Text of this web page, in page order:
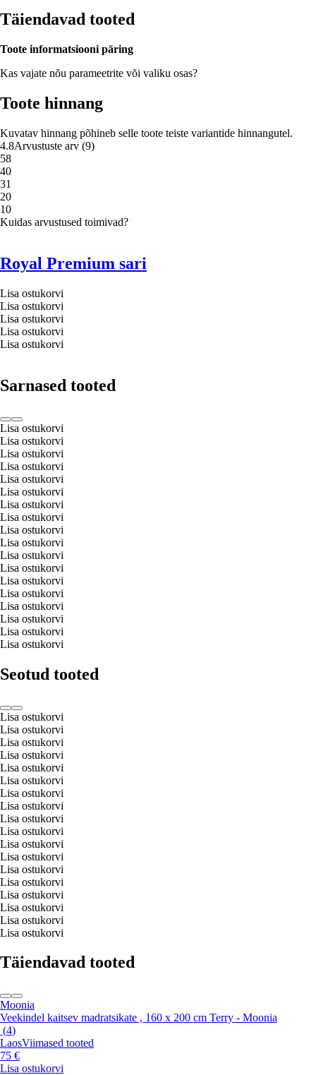
Täiendavad tooted
Toote informatsiooni päring
Kas vajate nõu parameetrite või valiku osas?
Toote hinnang
Kuvatav hinnang põhineb selle toote teiste variantide hinnangutel.
4.8Arvustuste arv (9)
58
40
31
20
10
Kuidas arvustused toimivad?
Royal Premium sari
Lisa ostukorvi
Lisa ostukorvi
Lisa ostukorvi
Lisa ostukorvi
Lisa ostukorvi
Sarnased tooted
Lisa ostukorvi
Lisa ostukorvi
Lisa ostukorvi
Lisa ostukorvi
Lisa ostukorvi
Lisa ostukorvi
Lisa ostukorvi
Lisa ostukorvi
Lisa ostukorvi
Lisa ostukorvi
Lisa ostukorvi
Lisa ostukorvi
Lisa ostukorvi
Lisa ostukorvi
Lisa ostukorvi
Lisa ostukorvi
Lisa ostukorvi
Lisa ostukorvi
Seotud tooted
Lisa ostukorvi
Lisa ostukorvi
Lisa ostukorvi
Lisa ostukorvi
Lisa ostukorvi
Lisa ostukorvi
Lisa ostukorvi
Lisa ostukorvi
Lisa ostukorvi
Lisa ostukorvi
Lisa ostukorvi
Lisa ostukorvi
Lisa ostukorvi
Lisa ostukorvi
Lisa ostukorvi
Lisa ostukorvi
Lisa ostukorvi
Lisa ostukorvi
Täiendavad tooted
Moonia
Veekindel kaitsev madratsikate , 160 x 200 cm Terry - Moonia
(4)
LaosViimased tooted
75 €
Lisa ostukorvi